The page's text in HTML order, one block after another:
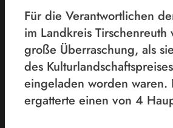
Für die Verantwortlichen
im Landkreis Tirschenreuth
große Überraschung, als
des
eingeladen worden waren.
ergatterte einen von 4